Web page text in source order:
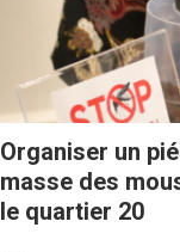
Organiser un
masse des
le quartier 20